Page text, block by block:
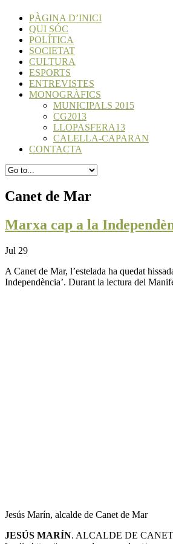
PÀGINA D’INICI
QUI SÓC
POLÍTICA
SOCIETAT
CULTURA
ESPORTS
ENTREVISTES
MONOGRÀFICS
MUNICIPALS 2015
CG2013
LLOPASFERA13
CALELLA-CAPARAN
CONTACTA
Canet de Mar
Marxa cap a la
Jul 29
A Canet de Mar, l’estelada ha quedat
Independència’. Durant la lectura del
Jesús Marín, alcalde de Canet de Mar
JESÚS MARÍN. ALCALDE DE